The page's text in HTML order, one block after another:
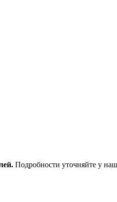
Подробности уточняйте у